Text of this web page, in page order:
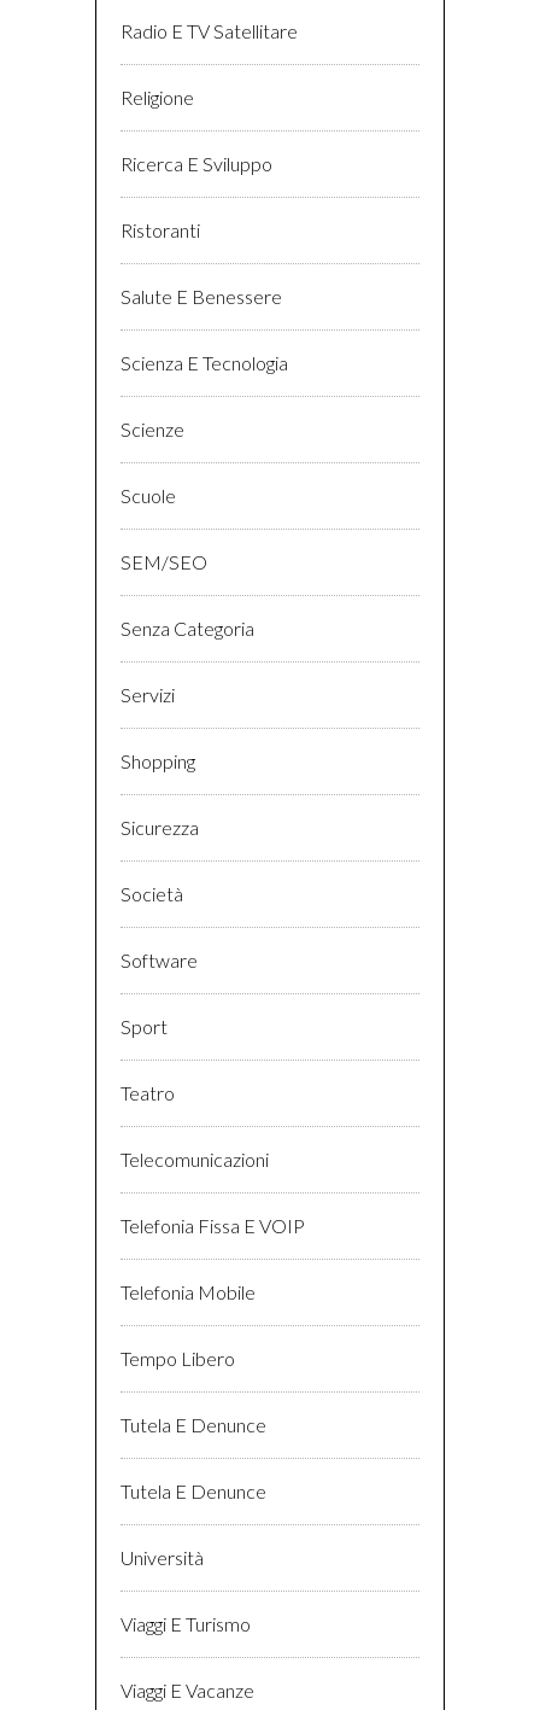
Radio E TV Satellitare
Religione
Ricerca E Sviluppo
Ristoranti
Salute E Benessere
Scienza E Tecnologia
Scienze
Scuole
SEM/SEO
Senza Categoria
Servizi
Shopping
Sicurezza
Società
Software
Sport
Teatro
Telecomunicazioni
Telefonia Fissa E VOIP
Telefonia Mobile
Tempo Libero
Tutela E Denunce
Tutela E Denunce
Università
Viaggi E Turismo
Viaggi E Vacanze